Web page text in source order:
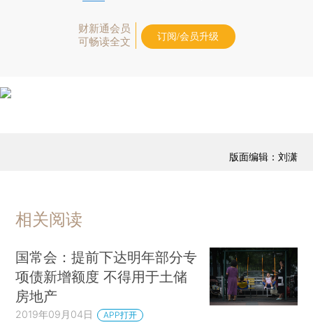
财新通会员
可畅读全文
订阅/会员升级
版面编辑：刘潇
相关阅读
国常会：提前下达明年部分专
项债新增额度 不得用于土储
房地产
2019年09月04日 APP打开